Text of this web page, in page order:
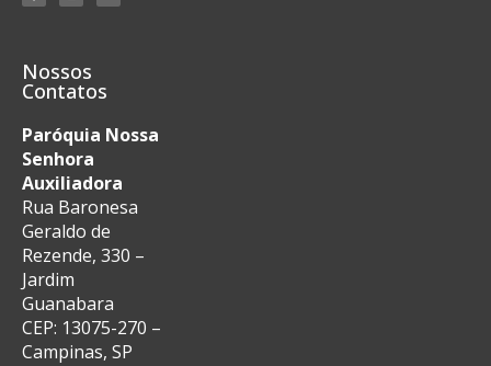
Nossos
Contatos
Paróquia Nossa
Senhora
Auxiliadora
Rua Baronesa
Geraldo de
Rezende, 330 –
Jardim
Guanabara
CEP: 13075-270 –
Campinas, SP